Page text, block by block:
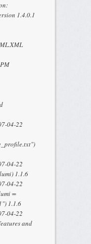
1.4.0.1
04-22
04-22
1.1.6
04-22
=
1.1.6
04-22
and